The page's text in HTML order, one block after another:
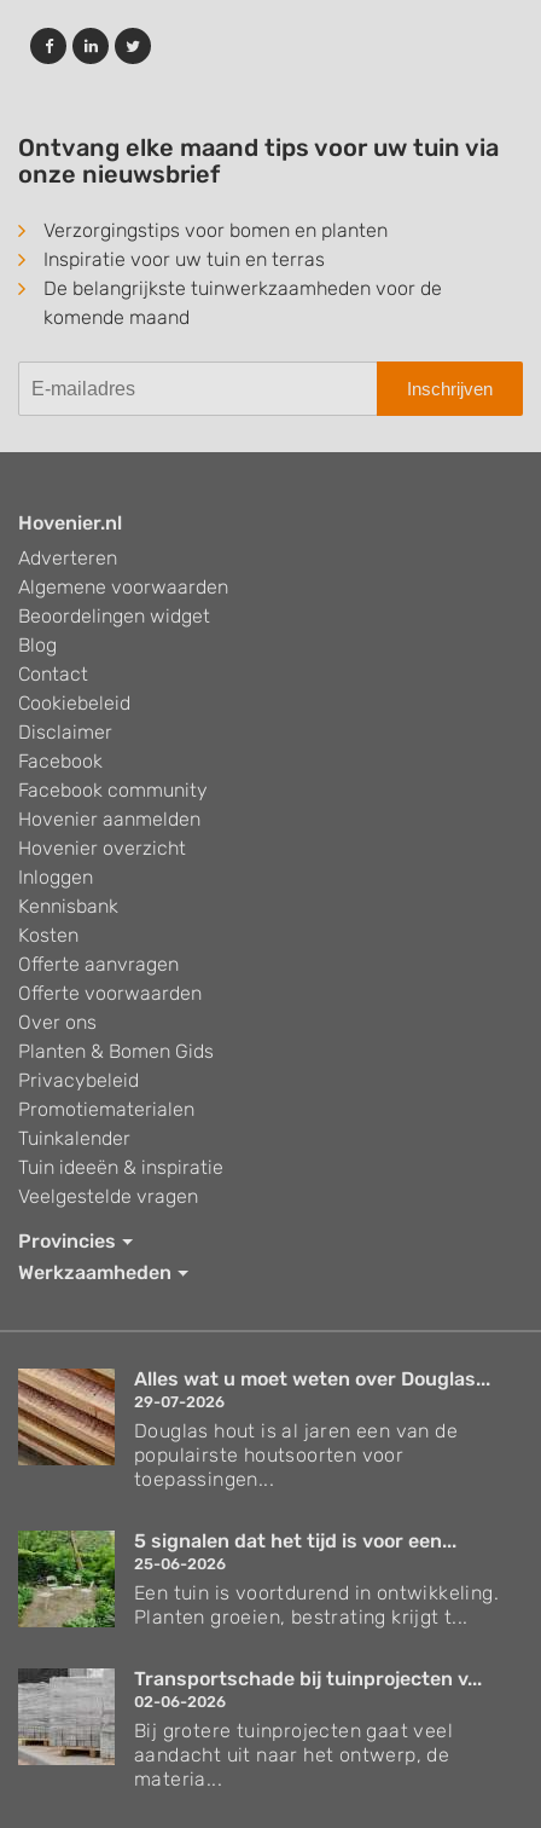
Ontvang elke maand tips voor uw tuin via
onze nieuwsbrief
Verzorgingstips voor bomen en planten
Inspiratie voor uw tuin en terras
De belangrijkste tuinwerkzaamheden voor de
komende maand
Inschrijven
Hovenier.nl
Adverteren
Algemene voorwaarden
Beoordelingen widget
Blog
Contact
Cookiebeleid
Disclaimer
Facebook
Facebook community
Hovenier aanmelden
Hovenier overzicht
Inloggen
Kennisbank
Kosten
Offerte aanvragen
Offerte voorwaarden
Over ons
Planten & Bomen Gids
Privacybeleid
Promotiematerialen
Tuinkalender
Tuin ideeën & inspiratie
Veelgestelde vragen
Provincies
Werkzaamheden
Alles wat u moet weten over Douglas...
29-07-2026
Douglas hout is al jaren een van de
populairste houtsoorten voor
toepassingen...
5 signalen dat het tijd is voor een...
25-06-2026
Een tuin is voortdurend in ontwikkeling.
Planten groeien, bestrating krijgt t...
Transportschade bij tuinprojecten v...
02-06-2026
Bij grotere tuinprojecten gaat veel
aandacht uit naar het ontwerp, de
materia...